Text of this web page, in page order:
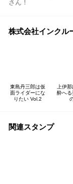
さん！
株式会社インクル
東島丹三郎は仮
面ライダーにな
りたい Vol.2
上伊
酔へる
関連スタンプ